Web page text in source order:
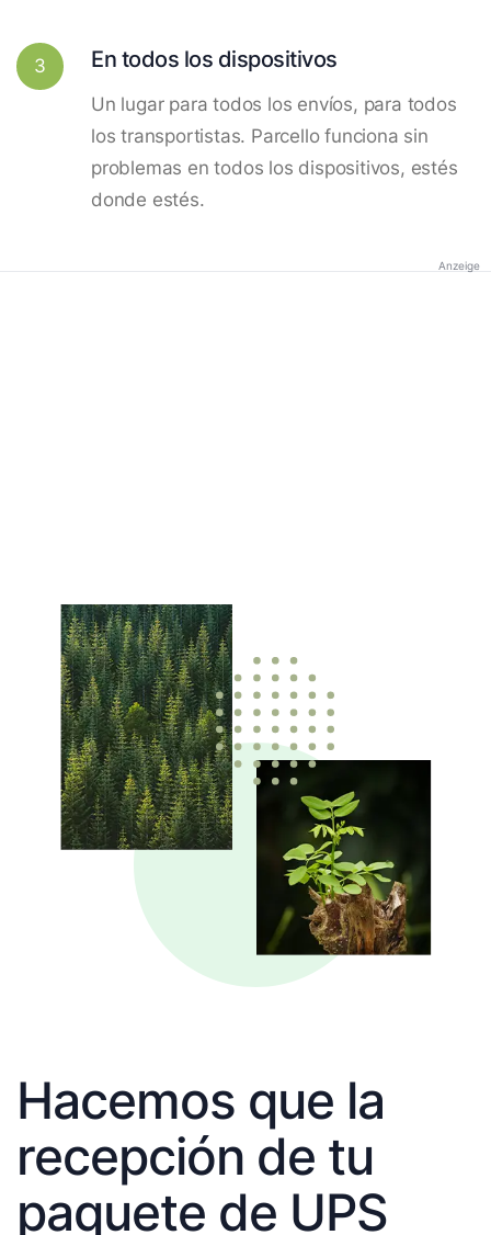
3 En todos los dispositivos
Un lugar para todos los envíos, para todos
los transportistas. Parcello funciona sin
problemas en todos los dispositivos, estés
donde estés.
Anzeige
Hacemos que la
recepción de tu
paquete de UPS